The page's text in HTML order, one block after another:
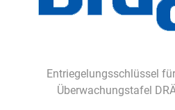
Entriegelungsschlüssel
Überwachungstafel